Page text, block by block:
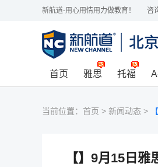
新航道-用心用情用力做教育！ 咨
首页 雅思 托福
当前位置： 首页 > 新闻动态 >
【】9月15日